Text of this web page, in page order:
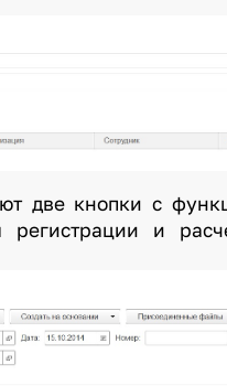
две кнопки с
регистрации и